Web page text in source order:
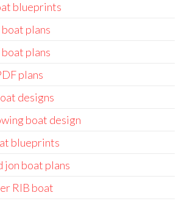
blueprints
plans
boat plans
plans
designs
boat design
blueprints
jon boat plans
RIB boat